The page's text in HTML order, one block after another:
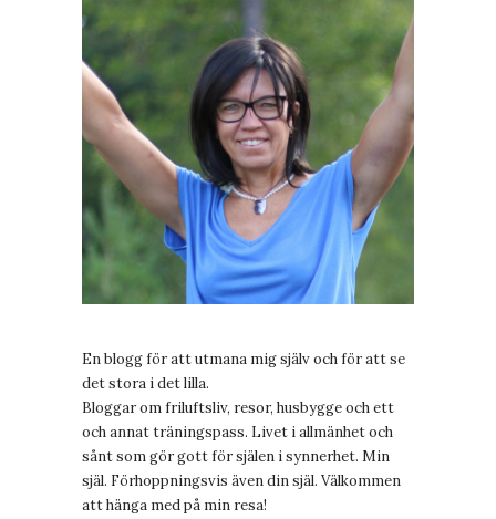
En blogg för att utmana mig själv och för att se
det stora i det lilla.
Bloggar om friluftsliv, resor, husbygge och ett
och annat träningspass. Livet i allmänhet och
sånt som gör gott för själen i synnerhet. Min
själ. Förhoppningsvis även din själ. Välkommen
att hänga med på min resa!